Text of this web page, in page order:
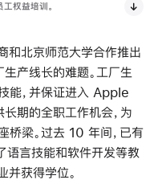
权益培训。
和北京师范大学合作推出
产线长的难题。工厂生
能，并保证进入 Apple
期的全职工作机会，为
桥梁。过去 10 年间，已有
言技能和软件开发等教
获得学位。